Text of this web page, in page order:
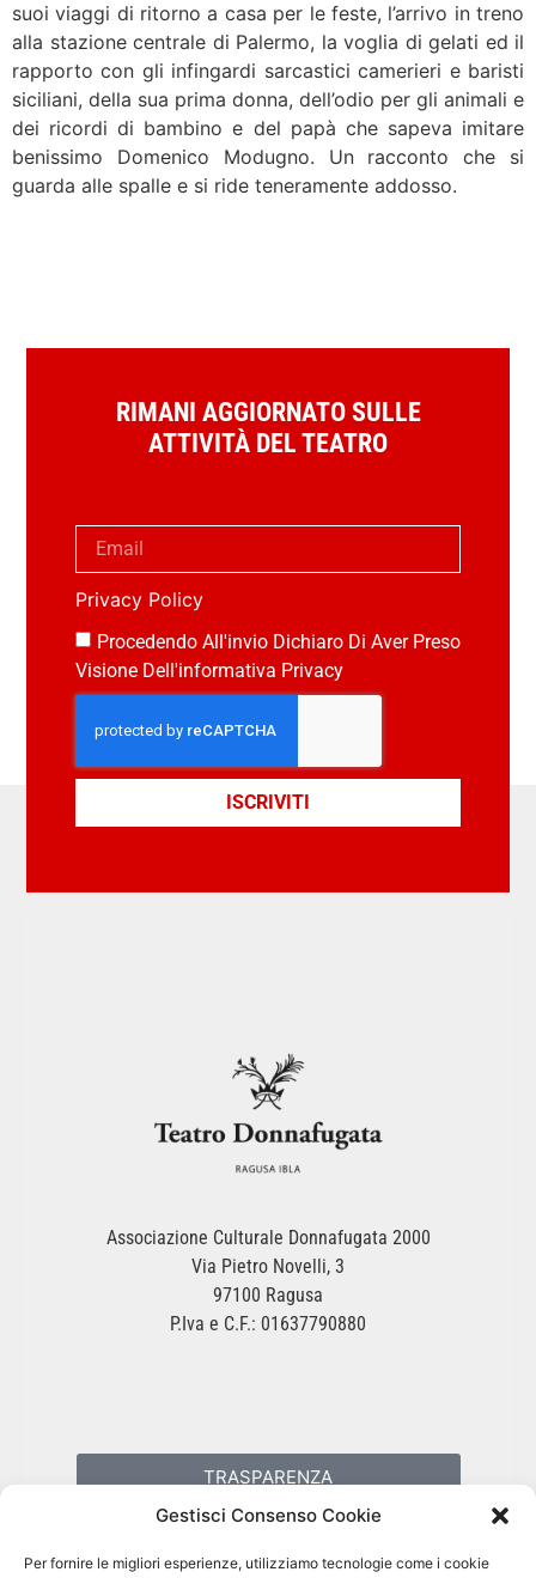
Gestisci Consenso Cookie
Per fornire le migliori esperienze, utilizziamo tecnologie come i cookie
suoi viaggi di ritorno a casa per le feste, l’arrivo in treno
alla stazione centrale di Palermo, la voglia di gelati ed il
rapporto con gli infingardi sarcastici camerieri e baristi
siciliani, della sua prima donna, dell’odio per gli animali e
dei ricordi di bambino e del papà che sapeva imitare
benissimo Domenico Modugno. Un racconto che si
guarda alle spalle e si ride teneramente addosso.
RIMANI AGGIORNATO SULLE
ATTIVITÀ DEL TEATRO
Privacy Policy
Procedendo All'invio Dichiaro Di Aver Preso
Visione Dell'informativa Privacy
ISCRIVITI
Associazione Culturale Donnafugata 2000
Via Pietro Novelli, 3
97100 Ragusa
P.Iva e C.F.: 01637790880
TRASPARENZA